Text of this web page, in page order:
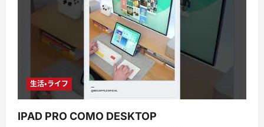
生活・ライフ
IPAD PRO COMO DESKTOP